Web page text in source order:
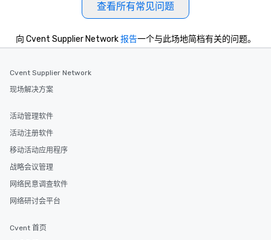
查看所有常见问题
向 Cvent Supplier Network报告一个与此场地简档有关的问题。
Cvent Supplier Network
现场解决方案
活动管理软件
活动注册软件
移动活动应用程序
战略会议管理
网络民意调查软件
网络研讨会平台
Cvent 首页